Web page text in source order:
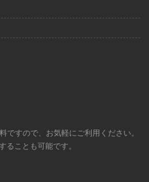
ですので、お気軽にご利用ください。
ることも可能です。